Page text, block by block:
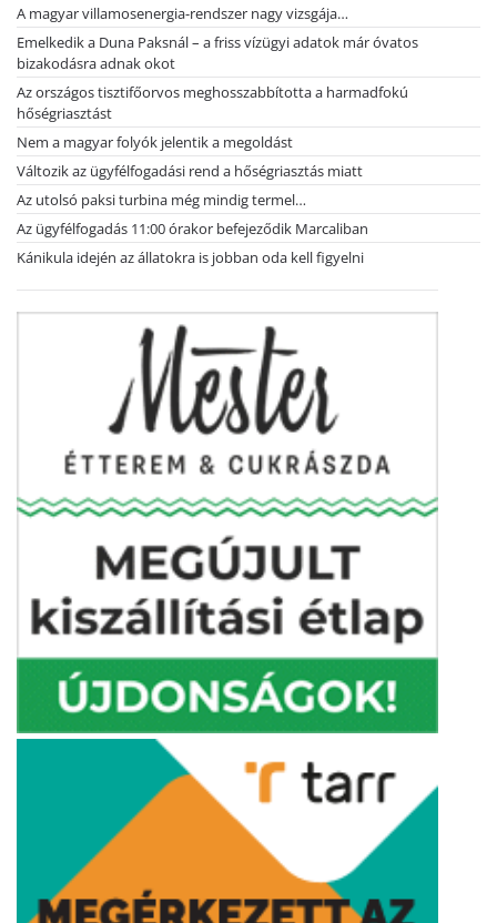
A magyar villamosenergia-rendszer nagy vizsgája…
Emelkedik a Duna Paksnál – a friss vízügyi adatok már óvatos
bizakodásra adnak okot
Az országos tisztifőorvos meghosszabbította a harmadfokú
hőségriasztást
Nem a magyar folyók jelentik a megoldást
Változik az ügyfélfogadási rend a hőségriasztás miatt
Az utolsó paksi turbina még mindig termel…
Az ügyfélfogadás 11:00 órakor befejeződik Marcaliban
Kánikula idején az állatokra is jobban oda kell figyelni